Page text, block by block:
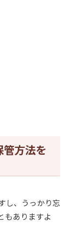
方法を
し、うっかり忘
もありますよ